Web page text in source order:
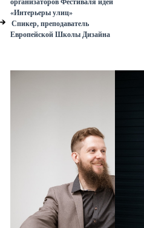
организаторов Фестиваля идей
«Интерьеры улиц»
Спикер, преподаватель
Европейской Школы Дизайна